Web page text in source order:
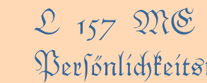
L 157 ME